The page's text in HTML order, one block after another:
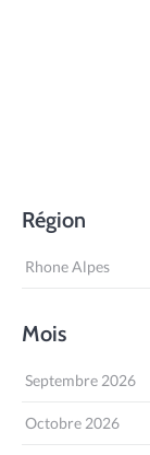
Région
Rhone Alpes
Mois
Septembre 2026
Octobre 2026